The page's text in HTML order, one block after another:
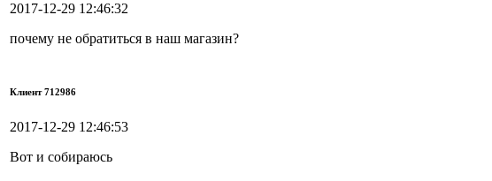
2017-12-29 12:46:32
почему не обратиться в наш магазин?
Клиент 712986
2017-12-29 12:46:53
Вот и собираюсь